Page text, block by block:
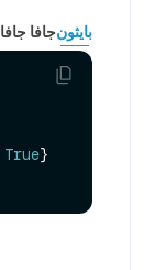
بايثونجافا جافا
True}